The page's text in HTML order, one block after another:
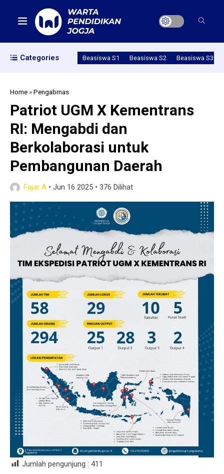
Categories Beasiswa S1 Beasiswa S2 Beasiswa S3
Home »Pengabmas
Patriot UGM X Kementrans
RI: Mengabdi dan
Berkolaborasi untuk
Pembangunan Daerah
Fajar A • Jun 16 2025 • 376 Dilihat
Jumlah pengunjung : 411